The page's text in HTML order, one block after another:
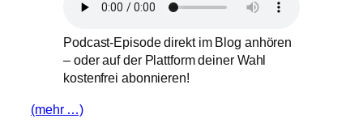
Podcast-Episode direkt im Blog anhören
– oder auf der Plattform deiner Wahl
kostenfrei abonnieren!
(mehr …)